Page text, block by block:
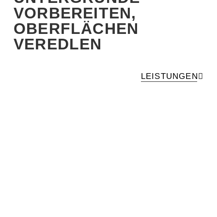
VORBEREITEN,
OBERFLÄCHEN
VEREDLEN
LEISTUNGEN